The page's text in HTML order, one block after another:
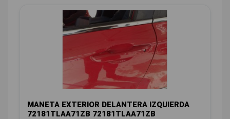
MANETA EXTERIOR DELANTERA IZQUIERDA
72181TLAA71ZB 72181TLAA71ZB